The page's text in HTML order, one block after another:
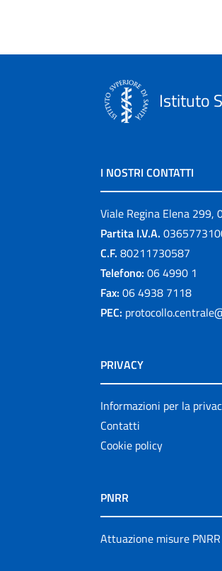
Istituto
I NOSTRI CONTATTI
Viale Regina Elena 299,
Partita I.V.A.
C.F. 80211730587
Telefono: 06 4990 1
Fax: 06 4938 7118
PEC:
PRIVACY
Informazioni per la
Contatti
Cookie policy
PNRR
Attuazione misure PNRR